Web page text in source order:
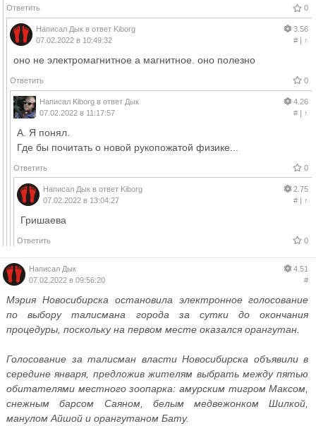
Ответить 0
Написал Дык в ответ Kiborg
07.02.2022 в 10:49:32
3.56
#| ↑
оно не электромагнитное а магнитное. оно полезно
Ответить 0
Написал Kiborg в ответ Дык
07.02.2022 в 11:17:57
4.26
#| ↑
А. Я понял.
Где бы почитать о новой рукопожатой физике...
Ответить 0
Написал Дык в ответ Kiborg
07.02.2022 в 13:04:27
2.75
#| ↑
Гришаева
Ответить 0
Написал Дык
07.02.2022 в 09:56:20
4.51
#
Мэрия Новосибирска остановила электронное голосование
по выбору талисмана города за сутки до окончания
процедуры, поскольку на первом месте оказался орангутан.
Голосование за талисман власти Новосибирска объявили в
середине января, предложив жителям выбрать между пятью
обитателями местного зоопарка: амурским тигром Максом,
снежным барсом Саяном, белым медвежонком Шилкой,
манулом Айшой и орангутаном Бату.